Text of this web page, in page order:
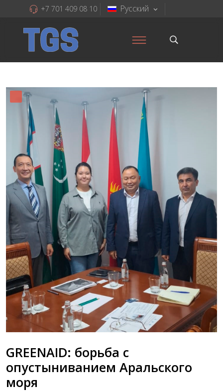
Русский
+7 701 409 08 10
GREENAID: борьба с
опустыниванием Аральского
моря